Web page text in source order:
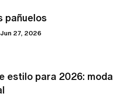
pañuelos
Jun 27, 2026
estilo para 2026: moda